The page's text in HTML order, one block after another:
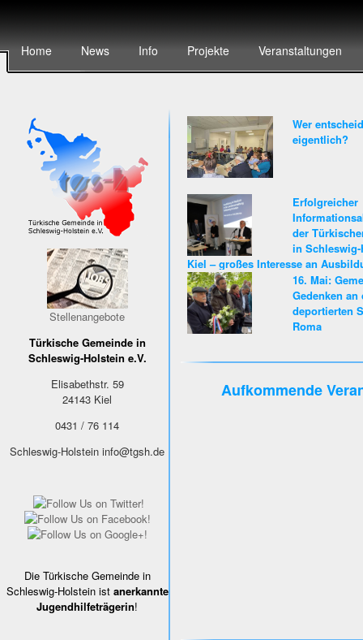
Home News Info Projekte Veranstaltungen
Stellenangebote
Türkische Gemeinde in
Schleswig-Holstein e.V.
Elisabethstr. 59
24143 Kiel
0431 / 76 114
Schleswig-Holstein info@tgsh.de
Die Türkische Gemeinde in
Schleswig-Holstein ist anerkannte
Jugendhilfeträgerin!
Wer
eigentlich?
Erfolgreicher
der
in
Kiel – großes Interesse an
Karriere beim Land Schleswig-
16. Mai:
Gedenken an
deportierten
Roma
Aufkommende